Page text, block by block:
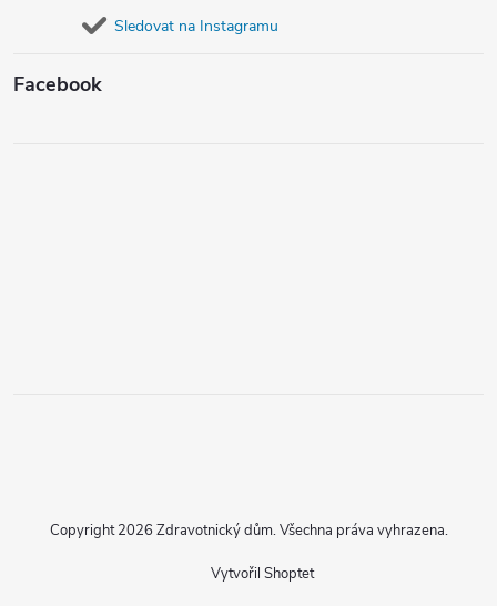
Sledovat na Instagramu
Facebook
Vytvořil Shoptet
Copyright 2026 Zdravotnický dům. Všechna práva vyhrazena.